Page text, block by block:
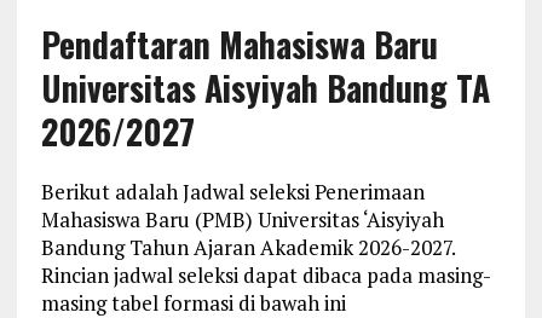
Pendaftaran Mahasiswa Baru
Universitas Aisyiyah Bandung TA
2026/2027
Berikut adalah Jadwal seleksi Penerimaan
Mahasiswa Baru (PMB) Universitas ‘Aisyiyah
Bandung Tahun Ajaran Akademik 2026-2027.
Rincian jadwal seleksi dapat dibaca pada masing-
masing tabel formasi di bawah ini